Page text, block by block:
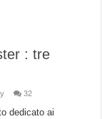
: tre
32
dedicato ai